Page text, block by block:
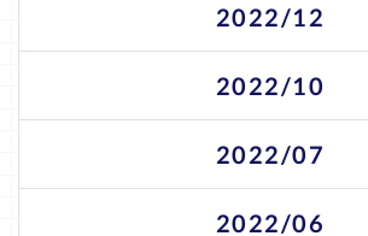
2022/12
2022/10
2022/07
2022/06